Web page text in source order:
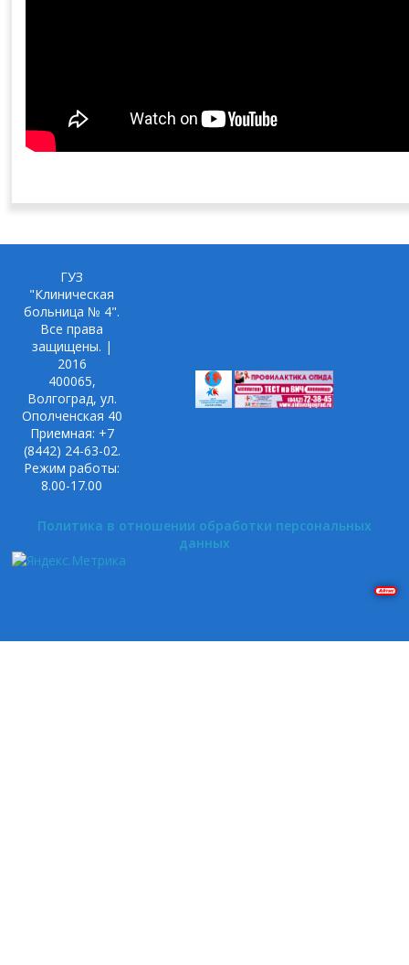
ГУЗ
"Клиническая
больница № 4".
Все права
защищены. |
2016
400065,
Волгоград, ул.
Ополченская 40
Приемная: +7
(8442) 24-63-02.
Режим работы:
8.00-17.00
Политика в отношении обработки персональных
данных